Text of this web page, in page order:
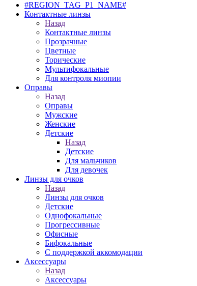
#REGION_TAG_P1_NAME#
Контактные линзы
Назад
Контактные линзы
Прозрачные
Цветные
Торические
Мультифокальные
Для контроля миопии
Оправы
Назад
Оправы
Мужские
Женские
Детские
Назад
Детские
Для мальчиков
Для девочек
Линзы для очков
Назад
Линзы для очков
Детские
Однофокальные
Прогрессивные
Офисные
Бифокальные
С поддержкой аккомодации
Аксессуары
Назад
Аксессуары